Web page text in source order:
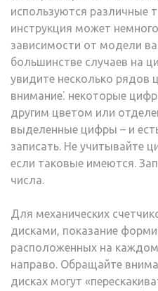
используются различные
инструкция может
зависимости от модели
большинстве случаев на
увидите несколько рядов
внимание⁚ некоторые
другим цветом или
выделенные цифры – и
записать. Не учитывайте
если таковые имеются.
числа.
Для механических
дисками, показание
расположенных на
направо. Обращайте
дисках могут